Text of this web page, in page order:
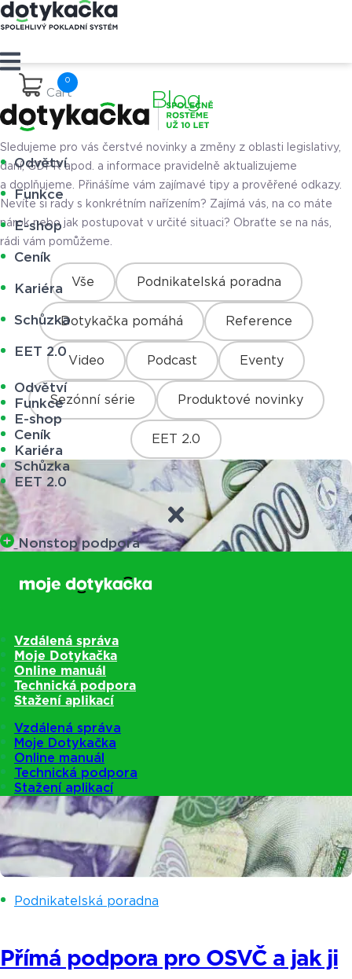
Cart
Odvětví
Funkce
E-shop
Ceník
Kariéra
Schůzka
EET 2.0
Odvětví
Funkce
E-shop
Ceník
Kariéra
Schůzka
EET 2.0
Nonstop podpora
Vzdálená správa
Moje Dotykačka
Online manuál
Technická podpora
Stažení aplikací
Vzdálená správa
Moje Dotykačka
Online manuál
Technická podpora
Stažení aplikací
Blog
Sledujeme pro vás čerstvé novinky a změny z oblasti legislativy,
daní, GDPR apod. a informace pravidelně aktualizujeme
a doplňujeme. Přinášíme vám zajímavé tipy a prověřené odkazy.
Nevíte si rady s konkrétním nařízením? Zajímá vás, na co máte
nárok nebo jak postupovat v určité situaci? Obraťte se na nás,
rádi vám pomůžeme.
Vše Podnikatelská poradna
Dotykačka pomáhá Reference
Video Podcast Eventy
Sezónní série Produktové novinky
EET 2.0
Podnikatelská poradna
Přímá podpora pro OSVČ a jak ji